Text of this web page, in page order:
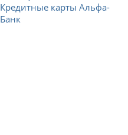
Кредитные карты Альфа-
Банк